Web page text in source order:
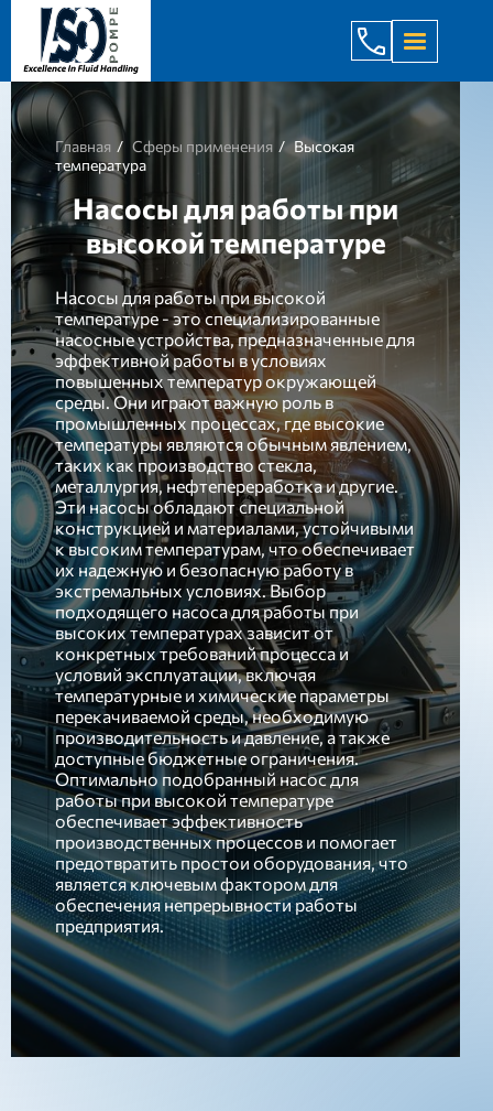
+998 971
Главная Сферы применения
Высокая
температура
Насосы для работы при
высокой температуре
Насосы для работы при высокой
температуре - это специализированные
насосные устройства, предназначенные для
эффективной работы в условиях
повышенных температур окружающей
среды. Они играют важную роль в
промышленных процессах, где высокие
температуры являются обычным явлением,
таких как производство стекла,
металлургия, нефтепереработка и другие.
Эти насосы обладают специальной
конструкцией и материалами, устойчивыми
к высоким температурам, что обеспечивает
их надежную и безопасную работу в
экстремальных условиях. Выбор
подходящего насоса для работы при
высоких температурах зависит от
конкретных требований процесса и
условий эксплуатации, включая
температурные и химические параметры
перекачиваемой среды, необходимую
производительность и давление, а также
доступные бюджетные ограничения.
Оптимально подобранный насос для
работы при высокой температуре
обеспечивает эффективность
производственных процессов и помогает
предотвратить простои оборудования, что
является ключевым фактором для
обеспечения непрерывности работы
предприятия.